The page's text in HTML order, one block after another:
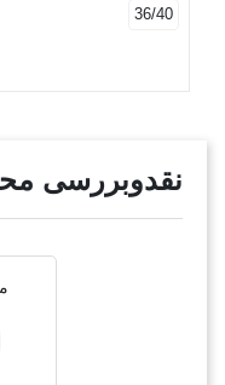
36/40
نقدوبررسی